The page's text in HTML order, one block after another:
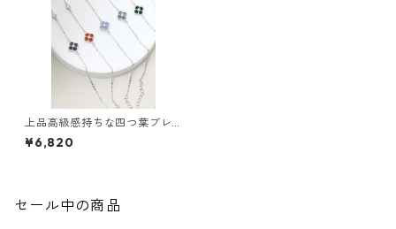
上品高級感持ちな四つ葉ブレ
スレット 色充実 金ど銀シ
リーズ
¥6,820
セール中の商品